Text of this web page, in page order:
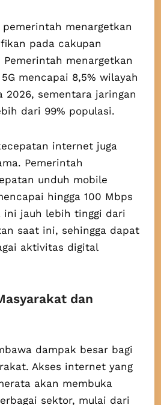
menargetkan
pada cakupan
menargetkan
mencapai 8,5% wilayah
2026, sementara jaringan
dari 99% populasi.
internet juga
Pemerintah
unduh mobile
hingga 100 Mbps
ini jauh lebih tinggi dari
saat ini, sehingga dapat
aktivitas digital
dan
dampak besar bagi
Akses internet yang
akan membuka
sektor, mulai dari